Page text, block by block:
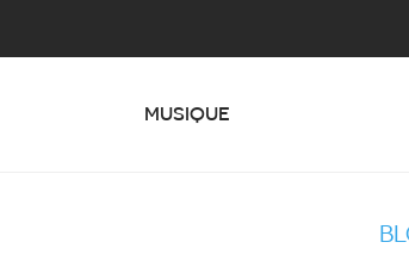
MUSIQUE